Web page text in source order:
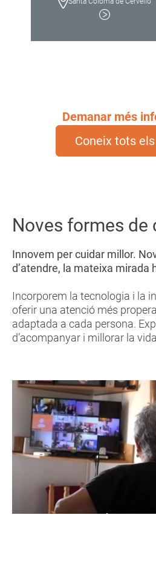
Demanar més
Coneix tots
Noves formes de
Innovem per cuidar millor.
d’atendre, la mateixa mirada
Incorporem la tecnologia i la
oferir una atenció més
adaptada a cada persona.
d’acompanyar i millorar la
Casal TV